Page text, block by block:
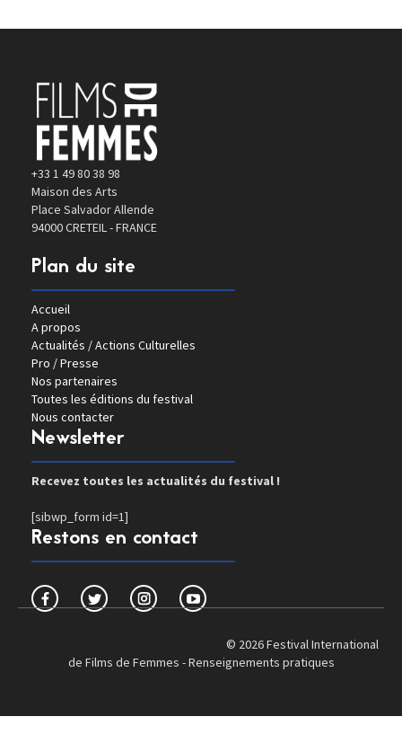
+33 1 49 80 38 98
Maison des Arts
Place Salvador Allende
94000 CRETEIL - FRANCE
Plan du site
Accueil
A propos
Actualités / Actions Culturelles
Pro / Presse
Nos partenaires
Toutes les éditions du festival
Nous contacter
Newsletter
Recevez toutes les actualités du festival !
[sibwp_form id=1]
Restons en contact
© 2026 Festival International
de Films de Femmes -Renseignements pratiques